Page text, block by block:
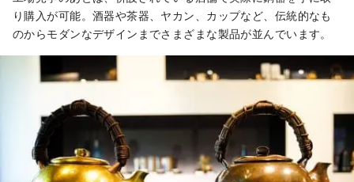
り購入が可能。酒器や茶器、ヤカン、カップなど、伝統的なも
のからモダンなデザインまでさまざまな製品が並んでいます。